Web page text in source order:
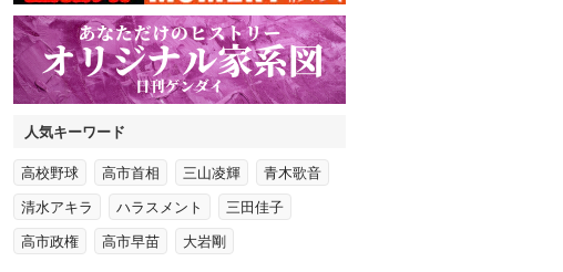
人気キーワード
高校野球 高市首相 三山凌輝 青木歌音
清水アキラ ハラスメント 三田佳子
高市政権 高市早苗 大岩剛